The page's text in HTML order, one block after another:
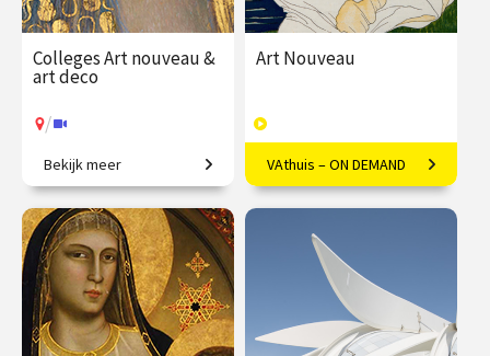
Colleges Art nouveau &
art deco
/
Restyling van de wereld.
€ 345.00
vanaf 22
sep.
/ Op locatie of online
Bekijk meer
Art Nouveau
Vloeiende vernieuwing in
Europa
€ 169.00
afleveringen
Speeltijd 10 uur
VAthuis
VAthuis – ON DEMAND